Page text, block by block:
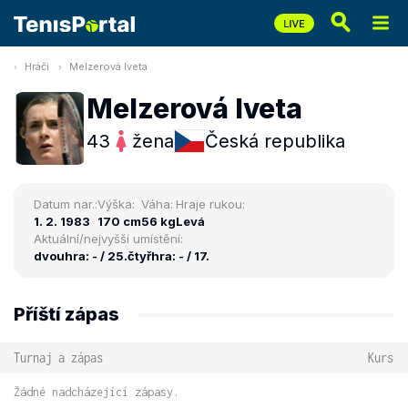
Hráči Melzerová Iveta
Melzerová Iveta
43 žena Česká republika
Datum nar.:
1. 2. 1983
Výška:
170 cm
Váha:
56 kg
Hraje rukou:
Levá
Aktuální/nejvyšší umístění:
dvouhra: - / 25.čtyřhra: - / 17.
Příští zápas
Turnaj a zápas Kurs
Žádné nadcházející zápasy.